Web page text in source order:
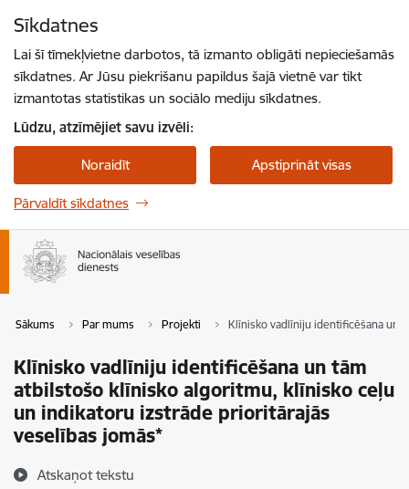
Sīkdatnes
Lai šī tīmekļvietne darbotos, tā izmanto obligāti nepieciešamās
sīkdatnes. Ar Jūsu piekrišanu papildus šajā vietnē var tikt
izmantotas statistikas un sociālo mediju sīkdatnes.
Lūdzu, atzīmējiet savu izvēli:
Noraidīt Apstiprināt visas
Pārvaldīt sīkdatnes
Sākums Par mums Projekti Klīnisko vadlīniju identificēšana un
Klīnisko vadlīniju identificēšana un tām
atbilstošo klīnisko algoritmu, klīnisko ceļu
un indikatoru izstrāde prioritārajās
veselības jomās*
Atskaņot tekstu